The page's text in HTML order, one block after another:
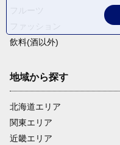
飲料(酒以外)
地域から探す
北海道エリア
関東エリア
近畿エリア